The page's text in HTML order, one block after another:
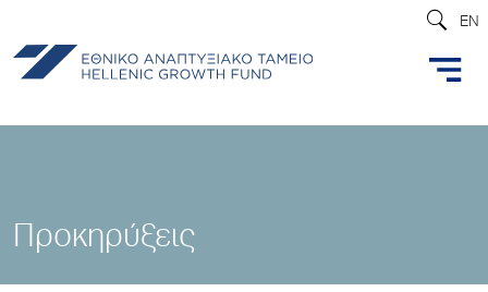
EN
Προκηρύξεις